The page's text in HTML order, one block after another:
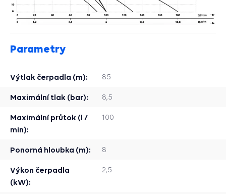
Parametry
Výtlak čerpadla (m): 85
Maximální tlak (bar): 8,5
Maximální průtok (l /
min):
100
Ponorná hloubka (m): 8
Výkon čerpadla
(kW):
2,5